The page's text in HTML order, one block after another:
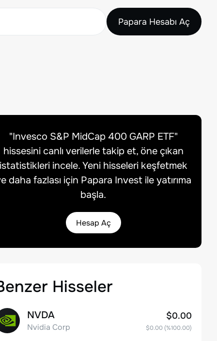
Papara Hesabı Aç
"Invesco S&P MidCap 400 GARP ETF"
hissesini canlı verilerle takip et, öne çıkan
istatistikleri incele. Yeni hisseleri keşfetmek
daha fazlası için Papara Invest ile yatırıma
başla.
Hesap Aç
Hisseler
NVDA
Nvidia Corp
$0.00
$0.00(%100.00)